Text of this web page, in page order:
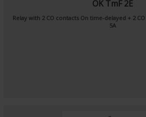
OK TmF 2E
Relay with 2 CO contacts On time-delayed + 2
5A